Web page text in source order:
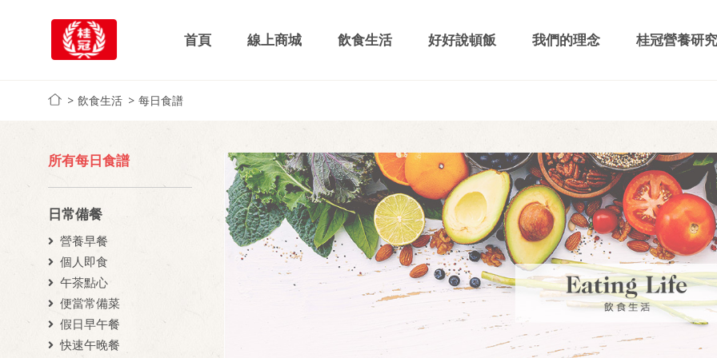
首頁 線上商城 飲食生活 好好說頓飯 我們的理念 桂冠營養研
飲食生活 每日食譜
所有每日食譜
日常備餐
營養早餐
個人即食
午茶點心
便當常備菜
假日早午餐
快速午晚餐